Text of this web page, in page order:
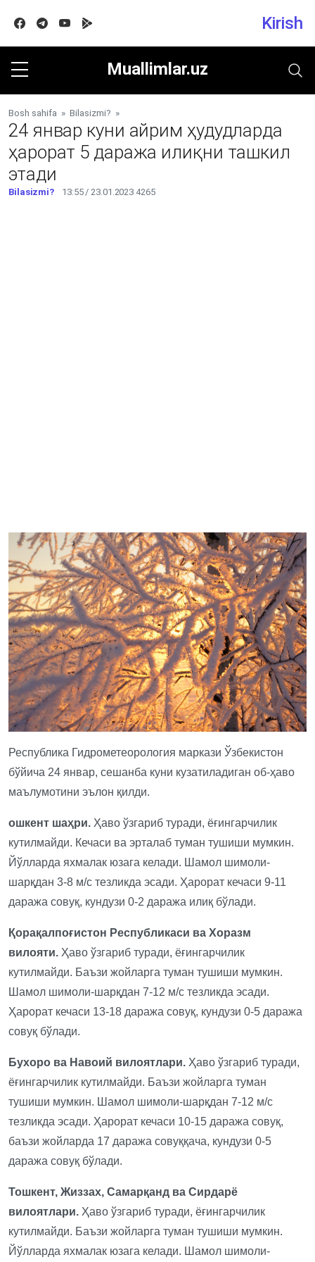
FacebookTelegram
Youtube Kirish
Muallimlar.uz
Bosh sahifa » Bilasizmi? »
24 январ куни айрим ҳудудларда
ҳарорат 5 даража илиқни ташкил
этади
Bilasizmi? 13:55 / 23.01.2023 4265
Республика Гидрометеорология маркази Ўзбекистон
бўйича 24 январ, сешанба куни кузатиладиган об-ҳаво
маълумотини эълон қилди.
ошкент шаҳри. Ҳаво ўзгариб туради, ёғингарчилик
кутилмайди. Кечаси ва эрталаб туман тушиши мумкин.
Йўлларда яхмалак юзага келади. Шамол шимоли-
шарқдан 3-8 м/с тезликда эсади. Ҳарорат кечаси 9-11
даража совуқ, кундузи 0-2 даража илиқ бўлади.
Қорақалпоғистон Республикаси ва Хоразм
вилояти. Ҳаво ўзгариб туради, ёғингарчилик
кутилмайди. Баъзи жойларга туман тушиши мумкин.
Шамол шимоли-шарқдан 7-12 м/с тезликда эсади.
Ҳарорат кечаси 13-18 даража совуқ, кундузи 0-5 даража
совуқ бўлади.
Бухоро ва Навоий вилоятлари. Ҳаво ўзгариб туради,
ёғингарчилик кутилмайди. Баъзи жойларга туман
тушиши мумкин. Шамол шимоли-шарқдан 7-12 м/с
тезликда эсади. Ҳарорат кечаси 10-15 даража совуқ,
баъзи жойларда 17 даража совуққача, кундузи 0-5
даража совуқ бўлади.
Тошкент, Жиззах, Самарқанд ва Сирдарё
вилоятлари. Ҳаво ўзгариб туради, ёғингарчилик
кутилмайди. Баъзи жойларга туман тушиши мумкин.
Йўлларда яхмалак юзага келади. Шамол шимоли-